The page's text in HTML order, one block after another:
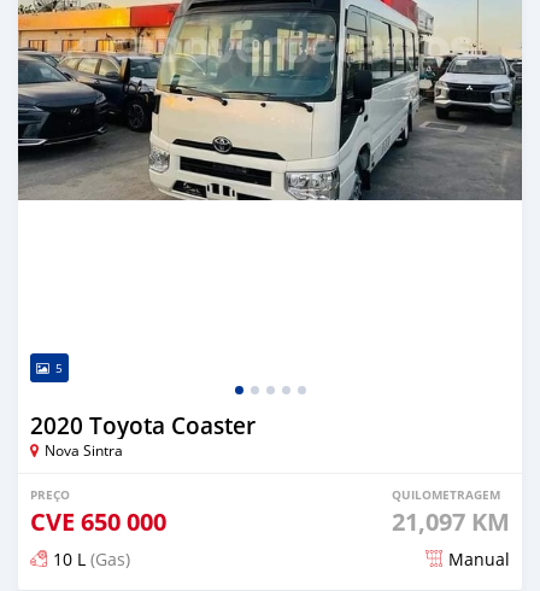
5
2020 Toyota Coaster
Nova Sintra
PREÇO
CVE 650 000
QUILOMETRAGEM
21,097 KM
10 L (Gas) Manual